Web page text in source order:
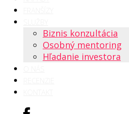
Biznis konzultácia
Osobný mentoring
Hľadanie investora